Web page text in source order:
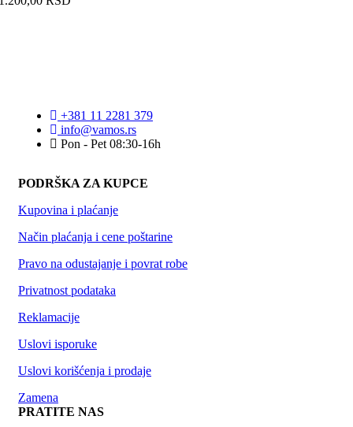
+381 11 2281 379
info@vamos.rs
Pon - Pet 08:30-16h
PODRŠKA ZA KUPCE
Kupovina i plaćanje
Način plaćanja i cene poštarine
Pravo na odustajanje i povrat robe
Privatnost podataka
Reklamacije
Uslovi isporuke
Uslovi korišćenja i prodaje
Zamena
PRATITE NAS